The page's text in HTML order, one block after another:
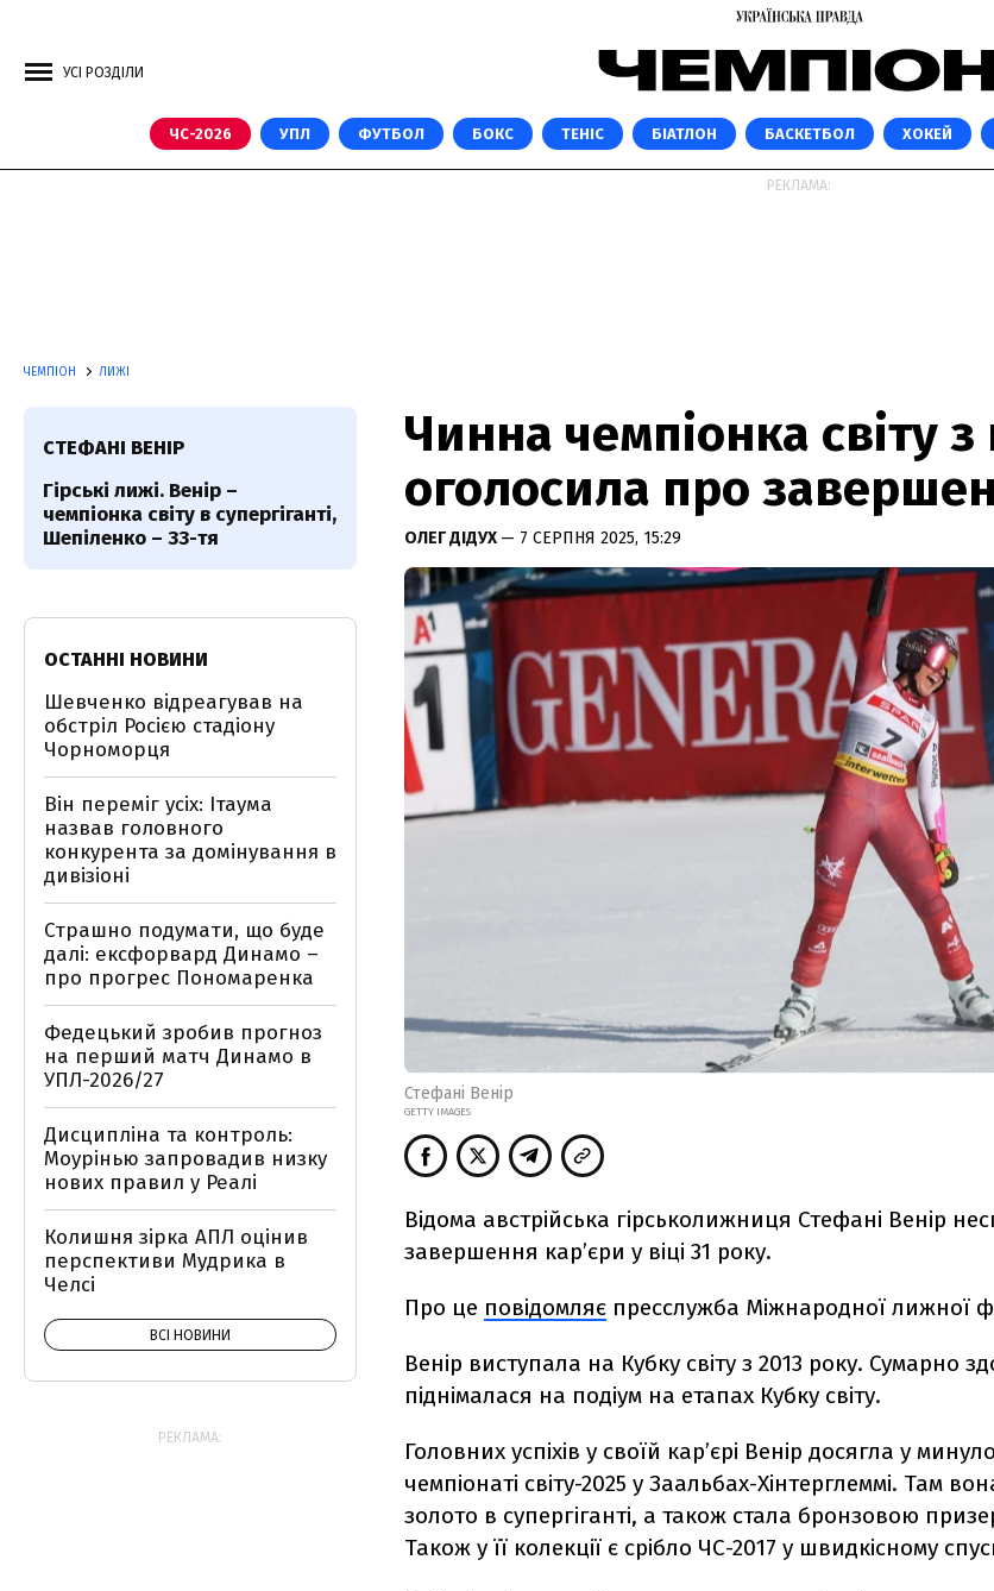
УСІ РОЗДІЛИ
ЧС-2026 УПЛ ФУТБОЛ БОКС ТЕНІС БІАТЛОН БАСКЕТБОЛ ХОКЕЙ
РЕКЛАМА:
ЧЕМПІОН ЛИЖІ
Чинна чемпіонка світу
оголосила про
ОЛЕГ ДІДУХ — 7 СЕРПНЯ 2025, 15:29
Стефані Венір
GETTY IMAGES
Відома австрійська гірськолижниця Стефані Венір
завершення кар’єри у віці 31 року.
Про це повідомляє пресслужба Міжнародної лижної
Венір виступала на Кубку світу з 2013 року. Сумарно
піднімалася на подіум на етапах Кубку світу.
Головних успіхів у своїй кар’єрі Венір досягла у
чемпіонаті світу-2025 у Заальбах-Хінтерглеммі. Там
золото в супергіганті, а також стала бронзовою
Також у її колекції є срібло ЧС-2017 у швидкісному
СТЕФАНІ ВЕНІР
Гірські лижі. Венір –
чемпіонка світу в супергіганті,
Шепіленко – 33-тя
ОСТАННІ НОВИНИ
Шевченко відреагував на
обстріл Росією стадіону
Чорноморця
Він переміг усіх: Ітаума
назвав головного
конкурента за домінування в
дивізіоні
Страшно подумати, що буде
далі: ексфорвард Динамо –
про прогрес Пономаренка
Федецький зробив прогноз
на перший матч Динамо в
УПЛ-2026/27
Дисципліна та контроль:
Моурінью запровадив низку
нових правил у Реалі
Колишня зірка АПЛ оцінив
перспективи Мудрика в
Челсі
ВСІ НОВИНИ
РЕКЛАМА: